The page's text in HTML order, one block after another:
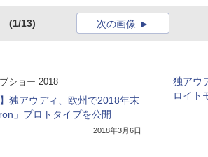
(1/13) 次の画像
ショー 2018
独アウディ、欧州で2018年末
」プロトタイプを公開
2018年3月6日
独アウ
ロイト